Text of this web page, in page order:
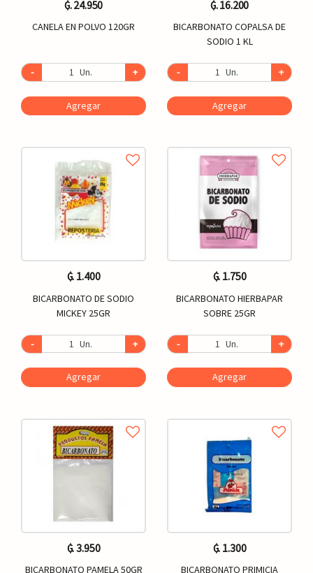
₲. 24.950
CANELA EN POLVO 120GR
- Un. +
Agregar
₲. 16.200
BICARBONATO COPALSA DE
SODIO 1 KL
- Un. +
Agregar
₲. 1.400
BICARBONATO DE SODIO
MICKEY 25GR
- Un. +
Agregar
₲. 1.750
BICARBONATO HIERBAPAR
SOBRE 25GR
- Un. +
Agregar
₲. 3.950
BICARBONATO PAMELA 50GR
₲. 1.300
BICARBONATO PRIMICIA